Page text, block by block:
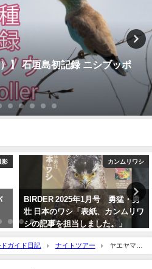
知らせ：イロトリドリ～沖縄・
４K
日
カンムリワシ
号 勇猛・勇
、カンムリワ
した。」
バードウオッチ
今年最初の迷鳥観察記
ヨウショウビン
Kingfisher
ガイド日記 ナイトツアー
ヤエヤマサ
ホシキンカメムシ、ミヤコキンカメムシ等な